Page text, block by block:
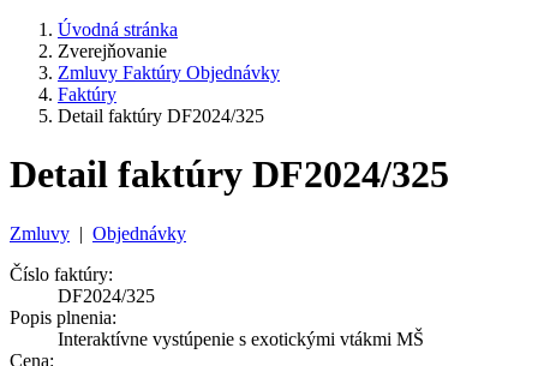
Úvodná stránka
Zverejňovanie
Zmluvy Faktúry Objednávky
Faktúry
Detail faktúry DF2024/325
Detail faktúry DF2024/325
Zmluvy | Objednávky
Číslo faktúry:
DF2024/325
Popis plnenia:
Interaktívne vystúpenie s exotickými vtákmi MŠ
Cena: